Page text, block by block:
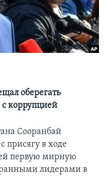
оберегать
с коррупцией
Сооранбай
присягу в ходе
первую мирную
лидерами в